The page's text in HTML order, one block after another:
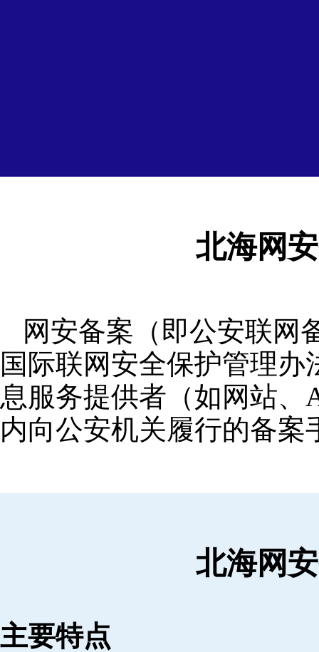
北海网
网安备案（即公安联网
国际联网安全保护管理
息服务提供者（如网站、
内向公安机关履行的备案
北海网
主要特点